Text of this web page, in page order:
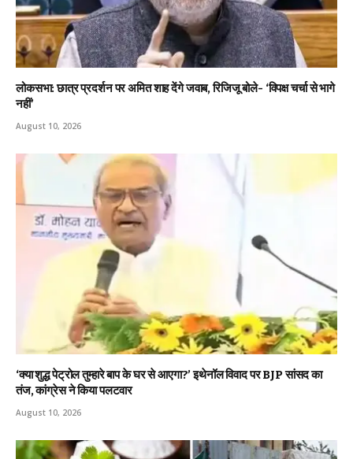
लोकसभा: छात्र प्रदर्शन पर अमित शाह देंगे जवाब, रिजिजू बोले- ‘विपक्ष चर्चा से भागे
नहीं’
August 10, 2026
‘क्या शुद्ध पेट्रोल तुम्हारे बाप के घर से आएगा?’ इथेनॉल विवाद पर BJP सांसद का
तंज, कांग्रेस ने किया पलटवार
August 10, 2026